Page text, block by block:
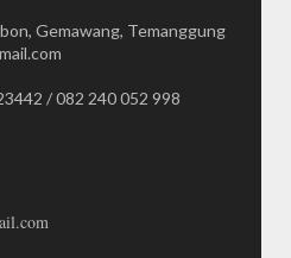
Gemawang, Temanggung
/ 082 240 052 998